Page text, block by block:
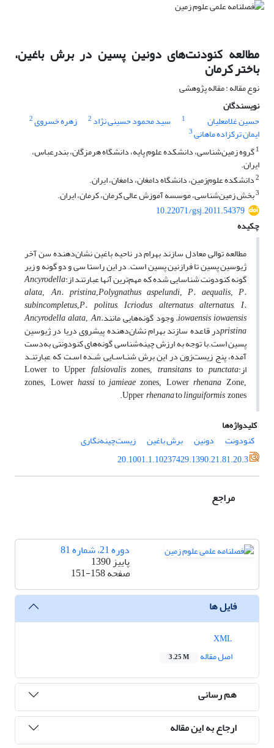
مطالعه کنودنت‌های دونین پسین در برش باغین،
باختر کرمان
نوع مقاله : مقاله پژوهشی
نویسندگان
حسین غلامعلیان
1 سید محمود حسینی نژاد 2 زهره خسروی2
ایمان ترکزاده ماهانی3
1گروه زمین‌شناسی، دانشکده علوم پایه، دانشگاه هرمزگان، بندرعباس،
ایران.
2دانشکده علوم‌زمین، دانشگاه دامغان، دامغان، ایران.
3بخش زمین‌شناسی، موسسه آموزش عالی کرمان، کرمان، ایران.
10.22071/gsj.2011.54379
چکیده
مطالعه توالی معادل سازند بهرام در ناحیه باغین نشان‌دهنده سن آخر
ژیوسین پسین تا فرازنین پسین است. در این راستا سی و دو گونه و زیر
گونه کنودونت شناسایی شده که مهم‌ترین آنها عبارتند از:Ancyrodella
alata,An. pristina,Polygnathus aspelundi, P. aequalis, P.
subincompletus,P. politus,Icriodus alternatus alternatus, I.
iowaensis iowaensis
.وجود گونه‌هایی مانند Ancyrodella alata,An.
pristina در قاعده سازند بهرام نشان‌دهنده پیشروی دریا در ژیوسین
پسین است.با توجه به ارزش چینه‌شناسی گونه‌های کنودونتی به‌دست
آمده، پنج زیست‌زون در این برش شنـاسـایی شـده اسـت که عبارتنـد
از: Lower to Upper falsiovaliszones, transitanstopunctata
zones, Lowerhassi tojamieaezones, Lowerrhenana Zone,
Upper rhenanatolinguiformis zones
.
کلیدواژه‌ها
کنودونت
دونین برش باغین
زیست‌چینه‌نگاری
20.1001.1.10237429.1390.21.81.20.3
مراجع
دوره 21، شماره 81
پاییز 1390
صفحه151-158
فایل ها
اصل مقاله
3.25 M
هم رسانی
ارجاع به این مقاله